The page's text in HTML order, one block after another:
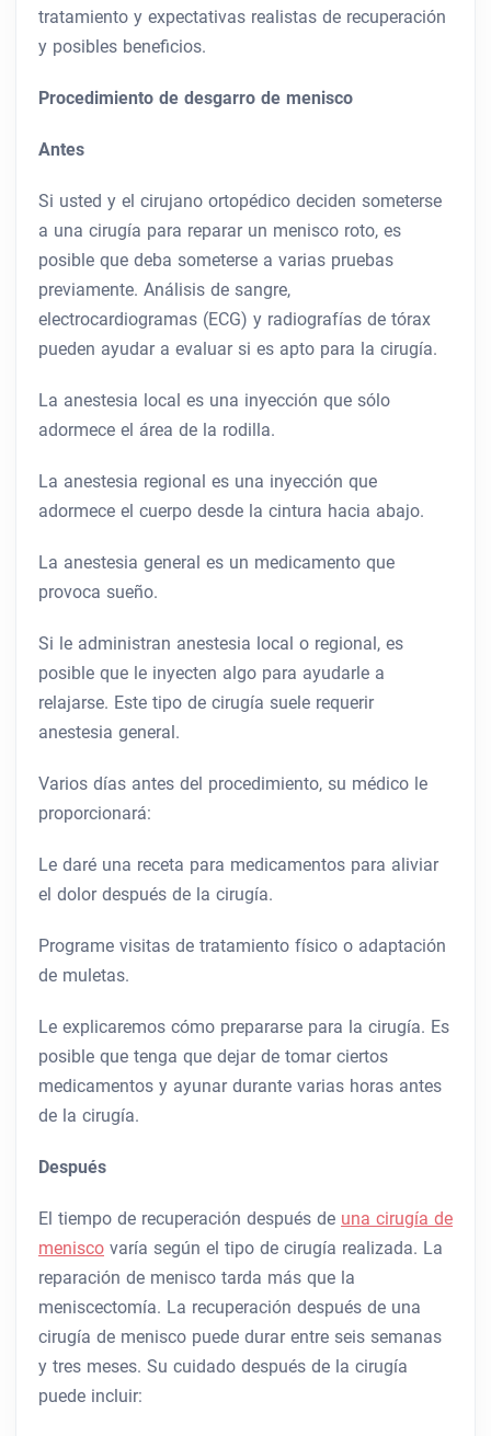
tratamiento y expectativas realistas de recuperación
y posibles beneficios.
Procedimiento de desgarro de menisco
Antes
Si usted y el cirujano ortopédico deciden someterse
a una cirugía para reparar un menisco roto, es
posible que deba someterse a varias pruebas
previamente. Análisis de sangre,
electrocardiogramas (ECG) y radiografías de tórax
pueden ayudar a evaluar si es apto para la cirugía.
La anestesia local es una inyección que sólo
adormece el área de la rodilla.
La anestesia regional es una inyección que
adormece el cuerpo desde la cintura hacia abajo.
La anestesia general es un medicamento que
provoca sueño.
Si le administran anestesia local o regional, es
posible que le inyecten algo para ayudarle a
relajarse. Este tipo de cirugía suele requerir
anestesia general.
Varios días antes del procedimiento, su médico le
proporcionará:
Le daré una receta para medicamentos para aliviar
el dolor después de la cirugía.
Programe visitas de tratamiento físico o adaptación
de muletas.
Le explicaremos cómo prepararse para la cirugía. Es
posible que tenga que dejar de tomar ciertos
medicamentos y ayunar durante varias horas antes
de la cirugía.
Después
El tiempo de recuperación después de una cirugía de
menisco varía según el tipo de cirugía realizada. La
reparación de menisco tarda más que la
meniscectomía. La recuperación después de una
cirugía de menisco puede durar entre seis semanas
y tres meses. Su cuidado después de la cirugía
puede incluir: